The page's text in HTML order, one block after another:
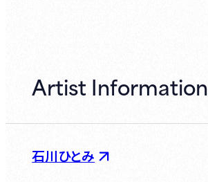
Artist Information
石川ひとみ